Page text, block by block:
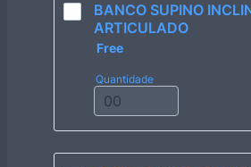
BANCO SUPINO
ARTICULADO
Free
Free
Quantidade